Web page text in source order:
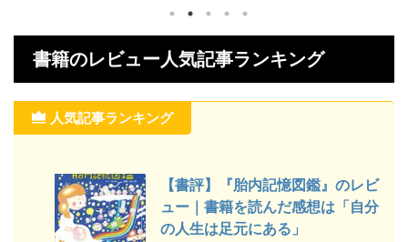
や感想、評価や
る方は参考にし
ら学べるポイ
えたい「お
書) created
してまとめておりますので、書籍を読
んで学んだことや感想、評価や口コミ
が気になっている方は参考にしてくだ
さい。 この本から学べるポイント ・
き進むこと ・みんながいいというも
created by&n ...
気にな
て良い
書籍のレビュー人気記事ランキング
人気記事ランキング
【書評】『胎内記憶図鑑』のレビ
ュー｜書籍を読んだ感想は「自分
の人生は足元にある」